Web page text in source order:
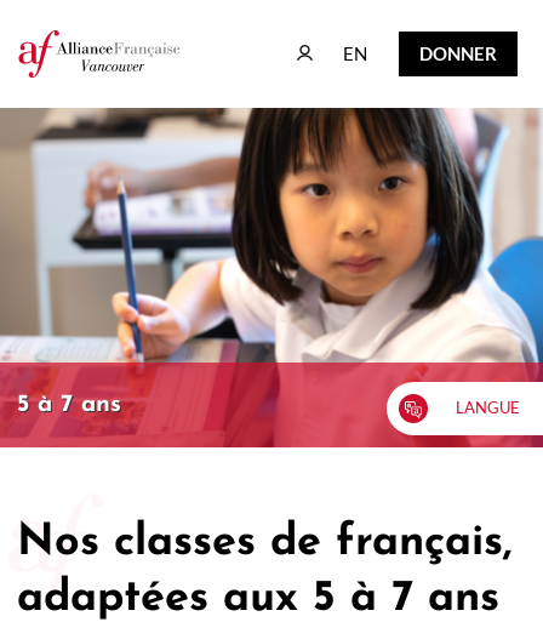
EN
EN DONNER
DONNER
5 à 7 ans LANGUE
Nos classes de français,
adaptées aux 5 à 7 ans